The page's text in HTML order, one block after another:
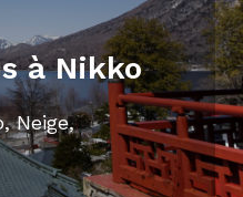
à Nikko
,Neige,